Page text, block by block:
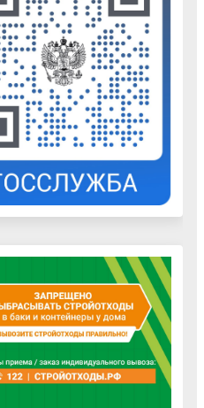
Администрация
городского округа
Воскресенск
уведомляет
собственников
земельных
участков,
расположенных в
кадастровом
квартале
находящихся в
границах
Москворецкого
пойменного
заказника, о
ЗАПРЕТЕ НА